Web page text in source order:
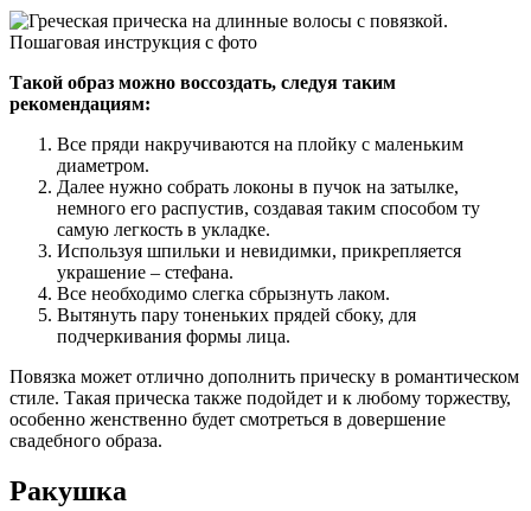
Такой образ можно воссоздать, следуя таким
рекомендациям:
Все пряди накручиваются на плойку с маленьким
диаметром.
Далее нужно собрать локоны в пучок на затылке,
немного его распустив, создавая таким способом ту
самую легкость в укладке.
Используя шпильки и невидимки, прикрепляется
украшение – стефана.
Все необходимо слегка сбрызнуть лаком.
Вытянуть пару тоненьких прядей сбоку, для
подчеркивания формы лица.
Повязка может отлично дополнить прическу в романтическом
стиле. Такая прическа также подойдет и к любому торжеству,
особенно женственно будет смотреться в довершение
свадебного образа.
Ракушка